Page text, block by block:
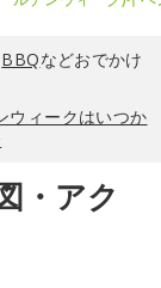
BBQなどおでかけ
ウィークはいつか
・アク